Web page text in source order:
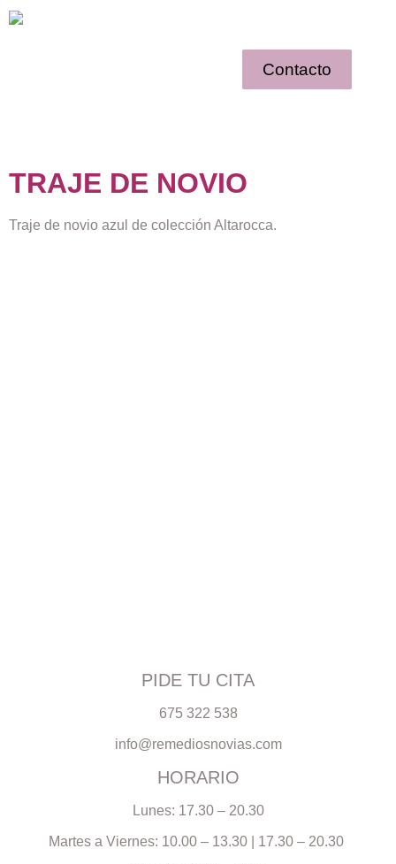
Contacto
TRAJE DE NOVIO
Traje de novio azul de colección Altarocca.
PIDE TU CITA
675 322 538
info@remediosnovias.com
HORARIO
Lunes: 17.30 – 20.30
Martes a Viernes: 10.00 – 13.30 | 17.30 – 20.30